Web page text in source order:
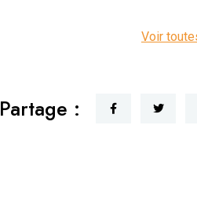
Voir
Partage :